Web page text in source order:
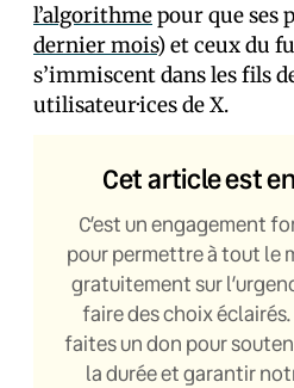
l’algorithmepour que ses
dernier mois) et ceux du
s’immiscent dans les fils
utilisateur·ices de X.
Cet article est
C’est un engagement
pour permettre à tout le
gratuitement sur
faire des choix
faites un don pour
la durée et garantir